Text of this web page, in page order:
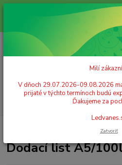
Milí zákazníci! V dňoch 29.07.2026-
Objednávky prijaté v týchto termínoch
Ďakujeme za
+421 908 755 958
Po. - Pia. od 9:00 hod. - 16:00 hod.
Dodací list A5/
Milí
V dňoch 29.07.2026-09.08.2026
prijaté v týchto termínoch budú
Ďakujeme za
Zatvoriť